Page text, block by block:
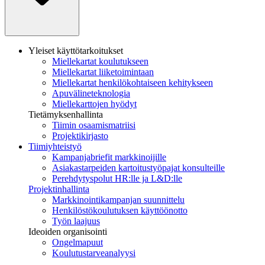
Yleiset käyttötarkoitukset
Miellekartat koulutukseen
Miellekartat liiketoimintaan
Miellekartat henkilökohtaiseen kehitykseen
Apuvälineteknologia
Miellekarttojen hyödyt
Tietämyksenhallinta
Tiimin osaamismatriisi
Projektikirjasto
Tiimiyhteistyö
Kampanjabriefit markkinoijille
Asiakastarpeiden kartoitustyöpajat konsulteille
Perehdytyspolut HR:lle ja L&D:lle
Projektinhallinta
Markkinointikampanjan suunnittelu
Henkilöstökoulutuksen käyttöönotto
Työn laajuus
Ideoiden organisointi
Ongelmapuut
Koulutustarveanalyysi